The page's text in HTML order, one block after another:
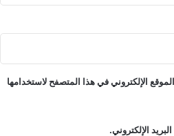
الإلكتروني في هذا المتصفح لاستخدامها
الإلكتروني.